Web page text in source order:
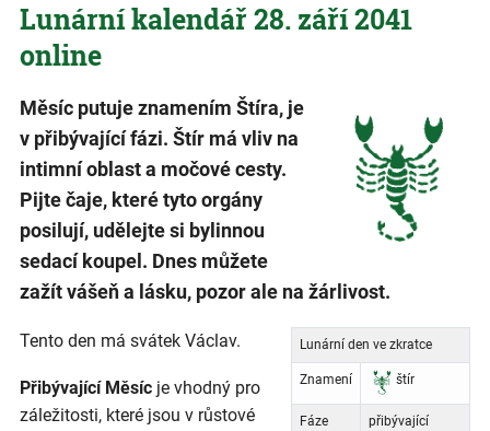
Lunární kalendář 28. září 2041
online
Měsíc putuje znamením Štíra, je
v přibývající fázi. Štír má vliv na
intimní oblast a močové cesty.
Pijte čaje, které tyto orgány
posilují, udělejte si bylinnou
sedací koupel. Dnes můžete
zažít vášeň a lásku, pozor ale na žárlivost.
Tento den má svátek Václav. Lunární den ve zkratce
Znamení štír
Fáze
přibývající
Přibývající Měsíc je vhodný pro
záležitosti, které jsou v růstové